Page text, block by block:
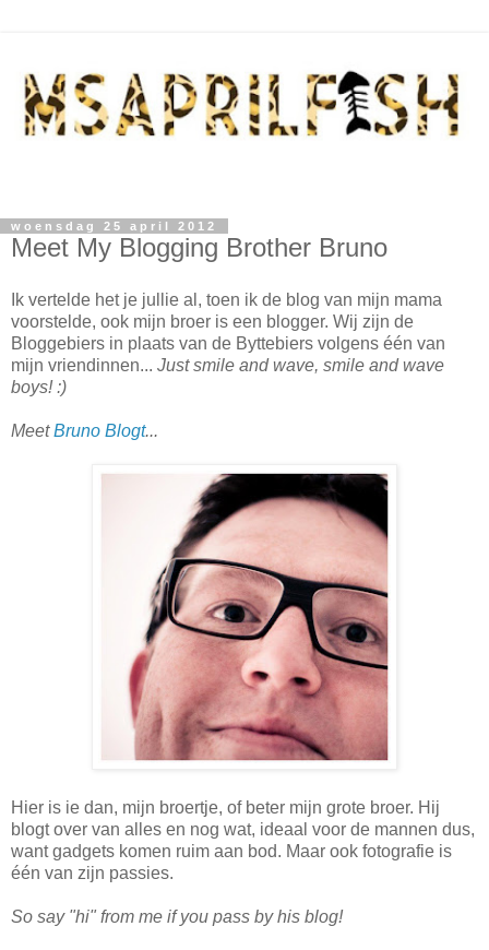
woensdag 25 april 2012
Meet My Blogging Brother Bruno
Ik vertelde het je jullie al, toen ik de blog van mijn mama
voorstelde, ook mijn broer is een blogger. Wij zijn de
Bloggebiers in plaats van de Byttebiers volgens één van
mijn vriendinnen... Just smile and wave, smile and wave
boys! :)
MeetBruno Blogt...
Hier is ie dan, mijn broertje, of beter mijn grote broer. Hij
blogt over van alles en nog wat, ideaal voor de mannen dus,
want gadgets komen ruim aan bod. Maar ook fotografie is
één van zijn passies.
So say "hi" from me if you pass by his blog!